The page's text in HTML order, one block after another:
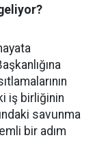
iş birliğinin
savunma
bir adım